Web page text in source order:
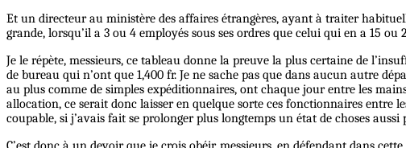
Et un directeur au ministère des affaires étrangères, ayant à traiter
grande, lorsqu’il a 3 ou 4 employés sous ses ordres que celui qui en a 15
Je le répète, messieurs, ce tableau donne la preuve la plus certaine de
de bureau qui n’ont que 1,400 fr. Je ne sache pas que dans aucun autre
au plus comme de simples expéditionnaires, ont chaque jour entre les
allocation, ce serait donc laisser en quelque sorte ces fonctionnaires entre
coupable, si j’avais fait se prolonger plus longtemps un état de choses